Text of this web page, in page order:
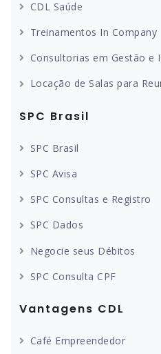
CDL Saúde
Treinamentos In Company
Consultorias em Gestão e
Locação de Salas para
SPC Brasil
SPC Brasil
SPC Avisa
SPC Consultas e Registro
SPC Dados
Negocie seus Débitos
SPC Consulta CPF
Vantagens CDL
Café Empreendedor